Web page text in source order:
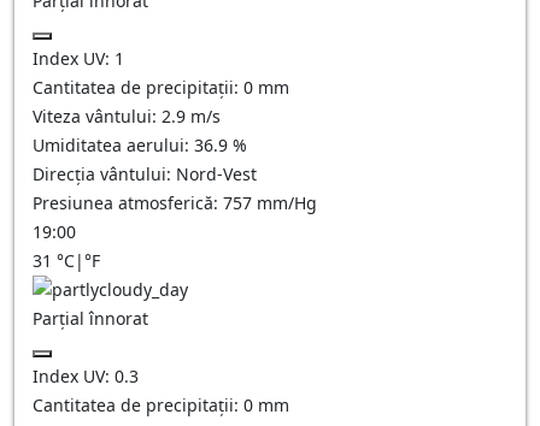
Index UV: 1
Cantitatea de precipitații: 0 mm
Viteza vântului: 2.9 m/s
Umiditatea aerului: 36.9 %
Direcția vântului: Nord-Vest
Presiunea atmosferică: 757 mm/Hg
19:00
31 °C|°F
Parțial înnorat
Index UV: 0.3
Cantitatea de precipitații: 0 mm